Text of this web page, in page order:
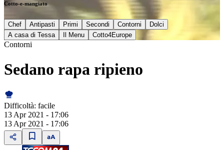
Cotto-e-mangiato
Chef Antipasti Primi Secondi Contorni
Dolci
A casa di Tessa
Il Menu Cotto4Europe
Contorni
Sedano rapa ripieno
Difficoltà: facile
13 Apr 2021 - 17:06
13 Apr 2021 - 17:06